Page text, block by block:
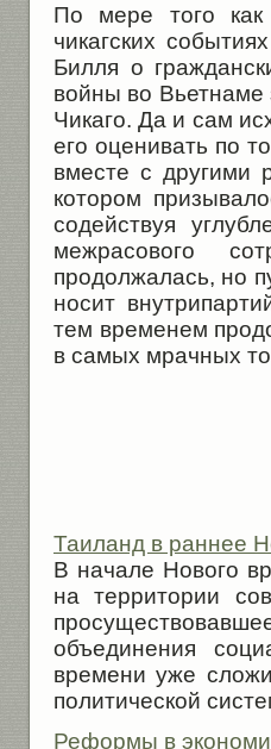
По мере того
чикагских
Билля о
войны во Вьетнаме
Чикаго. Да и сам
его оценивать по
вместе с другими
котором
содействуя
межрасового
продолжалась, но
носит
тем временем
в самых мрачных
Таиланд в раннее
В начале Нового
на территории
объединения
времени уже
политической
Реформы в